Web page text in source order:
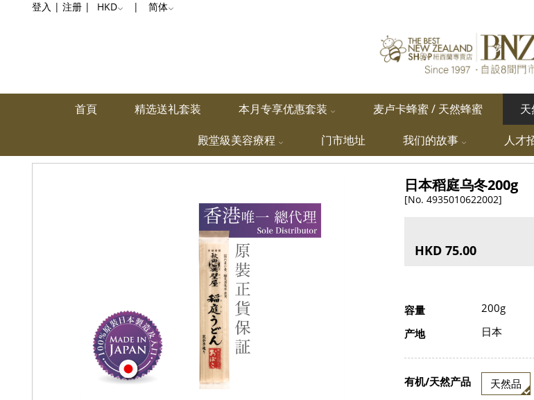
登入 | 注册 | HKD | 简体
首頁 精选送礼套装 本月专享优惠套装 麦卢卡蜂蜜 / 天然蜂蜜
殿堂級美容療程 门市地址 我们的故事 人才
日本稻庭乌冬200g
[No. 4935010622002]
HKD 75.00
容量
200g
产地
日本
有机/天然产品 天然品